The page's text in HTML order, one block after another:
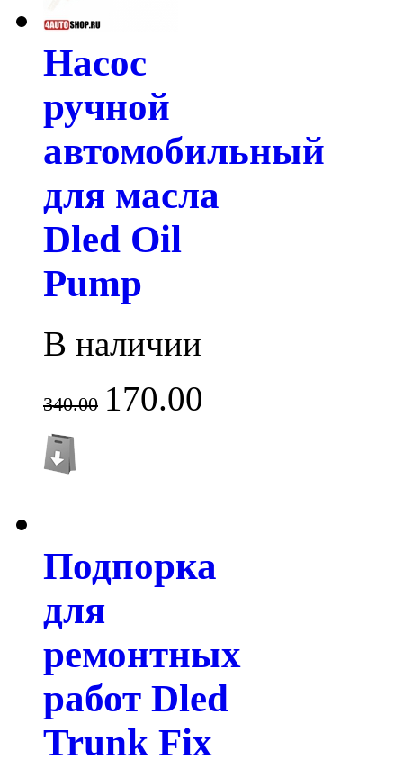
Насос
ручной
автомобильный
для масла
Dled Oil
Pump
В наличии
340.00 170.00
Подпорка
для
ремонтных
работ Dled
Trunk Fix